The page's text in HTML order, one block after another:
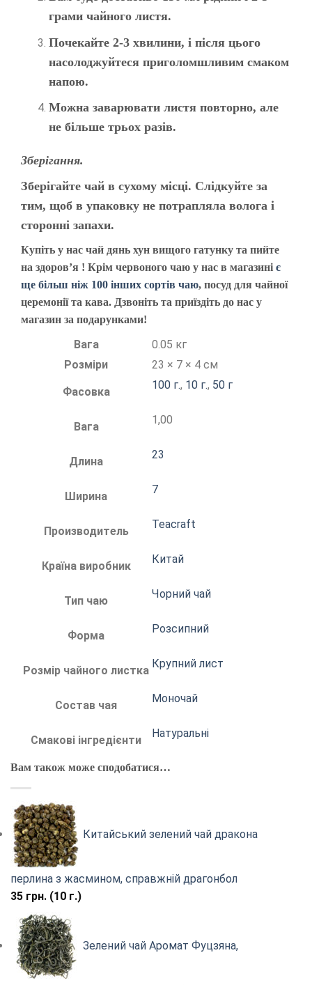
грами чайного листя.
Почекайте 2-3 хвилини, і після цього
насолоджуйтеся приголомшливим смаком
напою.
Можна заварювати листя повторно, але
не більше трьох разів.
Зберігання.
Зберігайте чай в сухому місці. Слідкуйте за
тим, щоб в упаковку не потрапляла волога і
сторонні запахи.
Купіть у нас чай дянь хун вищого гатунку та пийте
на здоров’я ! Крім червоного чаю у нас в магазині є
ще більш ніж 100 інших сортів чаю, посуд для чайної
церемонії та кава. Дзвоніть та приїздіть до нас у
магазин за подарунками!
Вага
0.05 кг
Розміри
23 × 7 × 4 см
Фасовка
100 г., 10 г., 50 г
Вага
1,00
Длина
23
Ширина
7
Производитель
Teacraft
Країна виробник
Китай
Тип чаю
Чорний чай
Форма
Розсипний
Розмір чайного листка
Крупний лист
Состав чая
Моночай
Смакові інгредієнти
Натуральні
Вам також може сподобатися…
Китайський зелений чай дракона
перлина з жасмином, справжній драгонбол
35 грн. (10 г.)
Зелений чай Аромат Фуцзяна,